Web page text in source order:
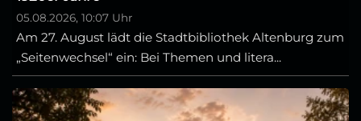
05.08.2026, 10:07 Uhr
Am 27. August lädt die Stadtbibliothek Altenburg zum
„Seitenwechsel“ ein: Bei Themen und litera...